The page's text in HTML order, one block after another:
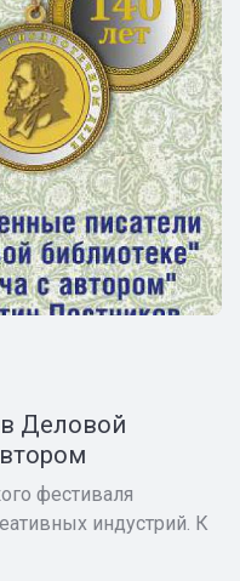
Деловой
фестиваля
индустрий. К